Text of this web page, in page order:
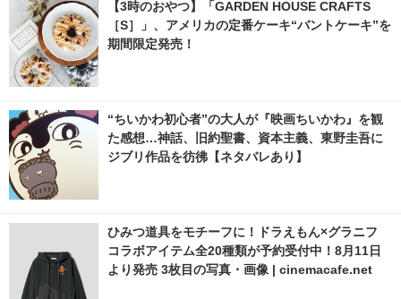
【3時のおやつ】「GARDEN HOUSE CRAFTS
［S］」、アメリカの定番ケーキ“バントケーキ”を
期間限定発売！
“ちいかわ初心者”の大人が『映画ちいかわ』を観
た感想…神話、旧約聖書、資本主義、東野圭吾に
ジブリ作品を彷彿【ネタバレあり】
ひみつ道具をモチーフに！ドラえもん×グラニフ
コラボアイテム全20種類が予約受付中！8月11日
より発売 3枚目の写真・画像 | cinemacafe.net